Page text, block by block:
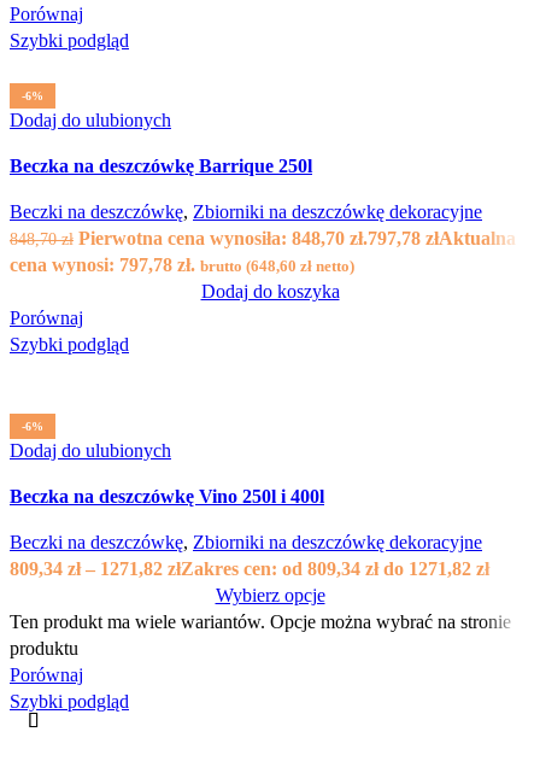
Porównaj
Szybki podgląd
-6%
Dodaj do ulubionych
Beczka na deszczówkę Barrique 250l
Beczki na deszczówkę, Zbiorniki na deszczówkę dekoracyjne
848,70zł Pierwotna cena wynosiła: 848,70 zł.797,78 złAktualna
cena wynosi: 797,78 zł. brutto (648,60 zł netto)
Dodaj do koszyka
Porównaj
Szybki podgląd
-6%
Dodaj do ulubionych
Beczka na deszczówkę Vino 250l i 400l
Beczki na deszczówkę, Zbiorniki na deszczówkę dekoracyjne
809,34 zł – 1271,82 złZakres cen: od 809,34 zł do 1271,82 zł
Wybierz opcje
Ten produkt ma wiele wariantów. Opcje można wybrać na stronie
produktu
Porównaj
Szybki podgląd